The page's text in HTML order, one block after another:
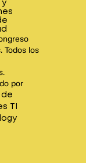
y
Todos los
por
de
TI